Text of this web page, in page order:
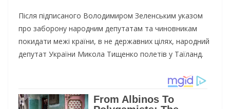
Після підписаного Володимиром Зеленським указом
про заборону народним депутатам та чиновникам
покидати межі країни, в не державних цілях, народний
депутат України Микола Тищенко полетів у Таїланд.